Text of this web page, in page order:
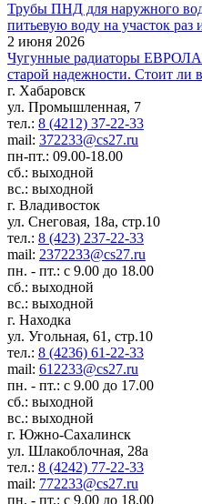
Трубы ПНД для наружного
питьевую воду на участок раз
2 июня 2026
Чугунные радиаторы
старой надежности. Стоит ли
г. Хабаровск
ул. Промышленная, 7
тел.: 8 (4212) 37-22-33
mail: 372233@cs27.ru
пн-пт.: 09.00-18.00
сб.: выходной
вс.: выходной
г. Владивосток
ул. Снеговая, 18а, стр.10
тел.: 8 (423) 237-22-33
mail: 2372233@cs27.ru
пн. - пт.: с 9.00 до 18.00
сб.: выходной
вс.: выходной
г. Находка
ул. Угольная, 61, стр.10
тел.: 8 (4236) 61-22-33
mail: 612233@cs27.ru
пн. - пт.: с 9.00 до 17.00
сб.: выходной
вс.: выходной
г. Южно-Сахалинск
ул. Шлакоблочная, 28а
тел.: 8 (4242) 77-22-33
mail: 772233@cs27.ru
пн. - пт.: с 9.00 до 18.00